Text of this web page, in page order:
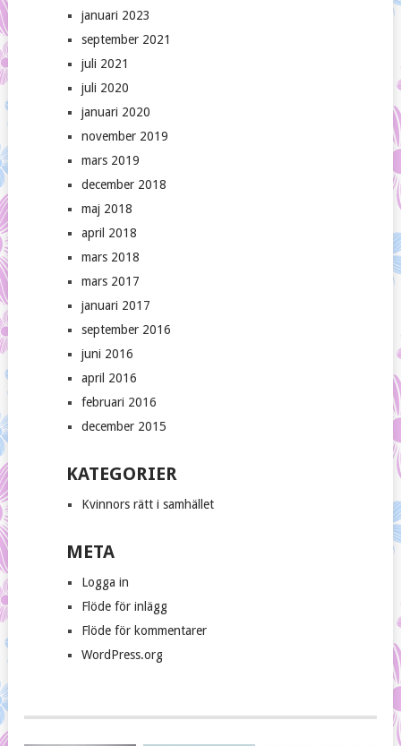
januari 2023
september 2021
juli 2021
juli 2020
januari 2020
november 2019
mars 2019
december 2018
maj 2018
april 2018
mars 2018
mars 2017
januari 2017
september 2016
juni 2016
april 2016
februari 2016
december 2015
KATEGORIER
Kvinnors rätt i samhället
META
Logga in
Flöde för inlägg
Flöde för kommentarer
WordPress.org